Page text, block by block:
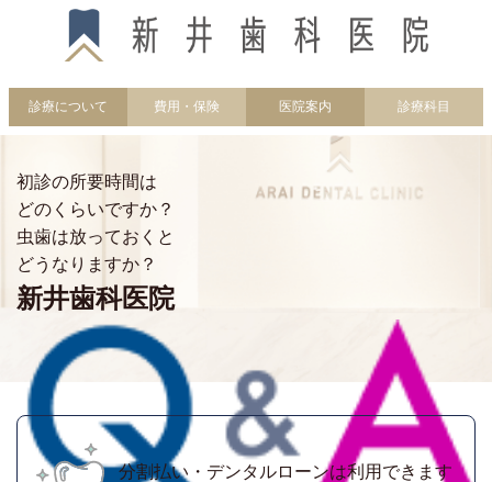
診療について 費用・保険 医院案内 診療科目
初診の所要時間は
どのくらいですか？
虫歯は放っておくと
どうなりますか？
新井歯科医院
分割払い・デンタルローンは利用できます